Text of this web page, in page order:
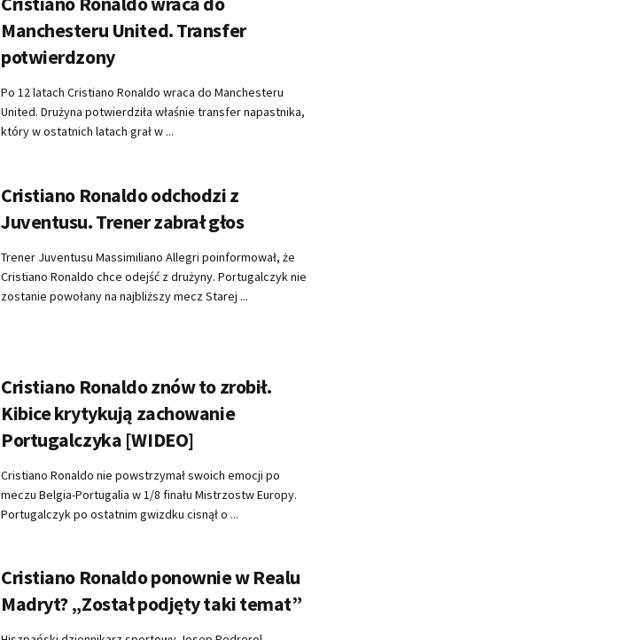
Manchesteru United. Transfer
potwierdzony
Po 12 latach Cristiano Ronaldo wraca do Manchesteru
United. Drużyna potwierdziła właśnie transfer napastnika,
który w ostatnich latach grał w ...
Cristiano Ronaldo odchodzi z
Juventusu. Trener zabrał głos
Trener Juventusu Massimiliano Allegri poinformował, że
Cristiano Ronaldo chce odejść z drużyny. Portugalczyk nie
zostanie powołany na najbliższy mecz Starej ...
Cristiano Ronaldo znów to zrobił.
Kibice krytykują zachowanie
Portugalczyka [WIDEO]
Cristiano Ronaldo nie powstrzymał swoich emocji po
meczu Belgia-Portugalia w 1/8 finału Mistrzostw Europy.
Portugalczyk po ostatnim gwizdku cisnął o ...
Cristiano Ronaldo ponownie w Realu
Madryt? „Został podjęty taki temat”